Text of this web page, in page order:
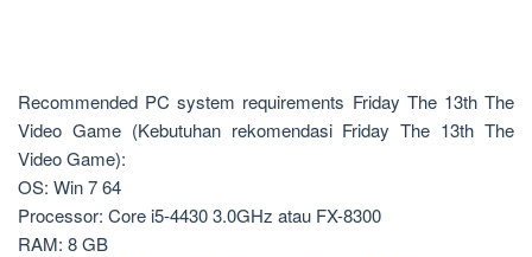
Recommended PC system requirements Friday The 13th The
Video Game (Kebutuhan rekomendasi Friday The 13th The
Video Game):
OS: Win 7 64
Processor: Core i5-4430 3.0GHz atau FX-8300
RAM: 8 GB